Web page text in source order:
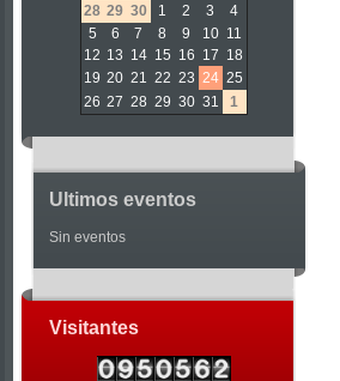
28 29 30 1 2 3
4
5
6 7 8 9 10 11
12 13 14 15 16 17 18
19 20 21 22 23 24 25
26 27 28 29 30 31 1
Ultimos eventos
Sin eventos
Visitantes